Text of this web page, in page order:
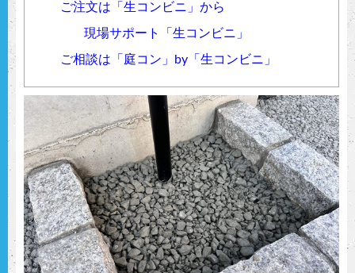
ご注文は「生コンビニ」から
現場サポート「生コンビニ」
ご相談は「庭コン」by「生コンビニ」